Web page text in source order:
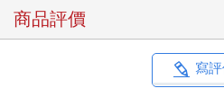
せんか。
1．きつい 2．おもたい 3．か
（上例的答案選項都是形容詞單字）
商品評價
寫